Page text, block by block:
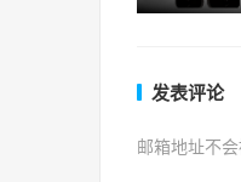
发表评论
邮箱地址不会